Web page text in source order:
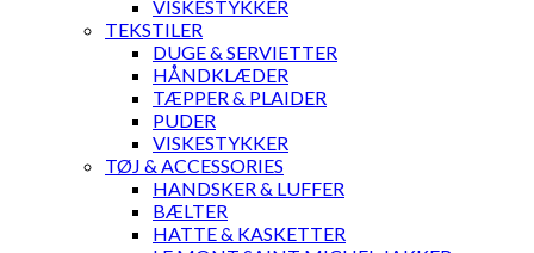
VISKESTYKKER
TEKSTILER
DUGE & SERVIETTER
HÅNDKLÆDER
TÆPPER & PLAIDER
PUDER
VISKESTYKKER
TØJ & ACCESSORIES
HANDSKER & LUFFER
BÆLTER
HATTE & KASKETTER